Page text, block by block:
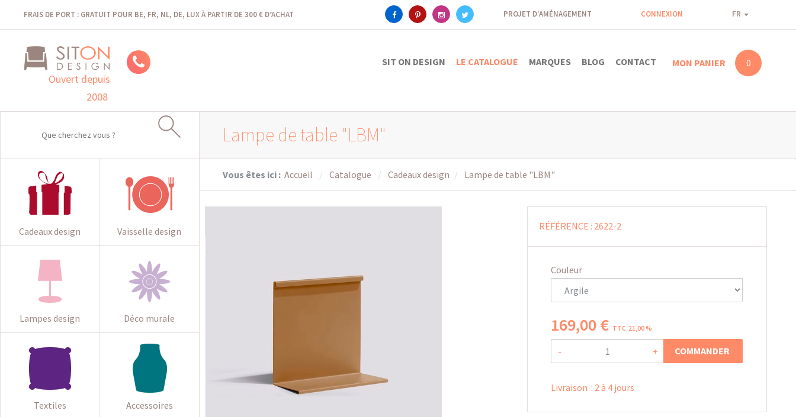
FRAIS DE PORT : GRATUIT POUR BE, FR, NL, DE, LUX À PARTIR DE 300 € D’ACHAT PROJET D'AMÉNAGEMENT CONNEXION FR
Ouvert depuis
2008
SIT ON DESIGN LE CATALOGUE MARQUES BLOG CONTACT MON PANIER 0
Cadeaux design Vaisselle design
Lampes design Déco murale
Textiles Accessoires
Lampe de table "LBM"
Vous êtes ici : Accueil Catalogue Cadeaux design Lampe de table "LBM"
RÉFÉRENCE : 2622-2
Couleur
169,00€ TTC 21,00 %
- + COMMANDER
Livraison : 2 à 4 jours